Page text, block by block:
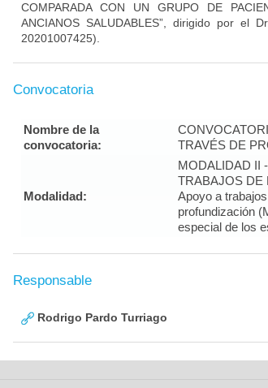
COMPARADA CON UN GRUPO DE
ANCIANOS SALUDABLES”, dirigido por el
20201007425).
Convocatoria
Nombre de la
convocatoria:
TRAVÉS DE
Modalidad:
MODALIDAD II
TRABAJOS DE
Apoyo a
profundización
especial de los
Responsable
Rodrigo Pardo Turriago